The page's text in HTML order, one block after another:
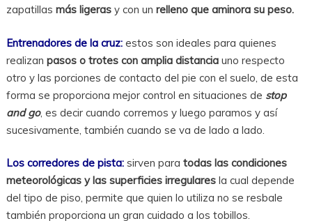
zapatillas más ligerasy con un relleno que aminora su peso.
Entrenadores de la cruz: estos son ideales para quienes
realizan pasos o trotes con amplia distanciauno respecto
otro y las porciones de contacto del pie con el suelo, de esta
forma se proporciona mejor control en situaciones de stop
and go, es decir cuando corremos y luego paramos y así
sucesivamente, también cuando se va de lado a lado.
Los corredores de pista:sirven para todas las condiciones
meteorológicas y las superficies irregularesla cual depende
del tipo de piso, permite que quien lo utiliza no se resbale
también proporciona un gran cuidado a los tobillos.